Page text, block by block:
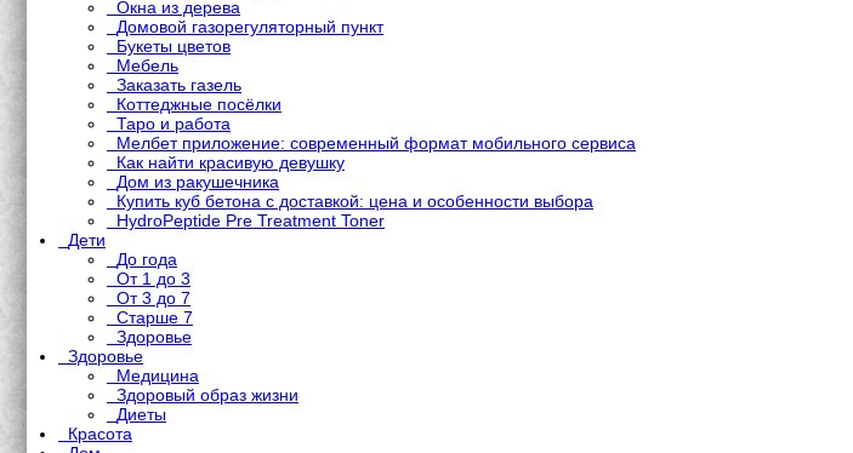
Окна из дерева
Домовой газорегуляторный пункт
Букеты цветов
Мебель
Заказать газель
Коттеджные посёлки
Таро и работа
Мелбет приложение: современный формат мобильного сервиса
Как найти красивую девушку
Дом из ракушечника
Купить куб бетона с доставкой: цена и особенности выбора
HydroPeptide Pre Treatment Toner
Дети
До года
От 1 до 3
От 3 до 7
Старше 7
Здоровье
Здоровье
Медицина
Здоровый образ жизни
Диеты
Красота